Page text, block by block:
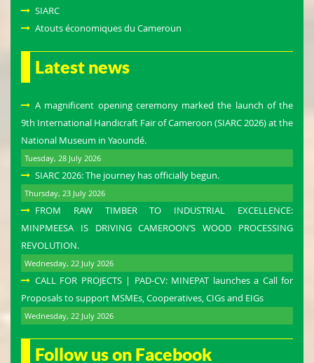
SIARC
Atouts économiques du Cameroun
Latest news
A magnificent opening ceremony marked the launch of the
9th International Handicraft Fair of Cameroon (SIARC 2026) at the
National Museum in Yaoundé.
Tuesday, 28 July 2026
SIARC 2026: The journey has officially begun.
Thursday, 23 July 2026
FROM RAW TIMBER TO INDUSTRIAL EXCELLENCE:
MINPMEESA IS DRIVING CAMEROON’S WOOD PROCESSING
REVOLUTION.
Wednesday, 22 July 2026
CALL FOR PROJECTS | PAD-CV: MINEPAT launches a Call for
Proposals to support MSMEs, Cooperatives, CIGs and EIGs
Wednesday, 22 July 2026
Follow us on Facebook